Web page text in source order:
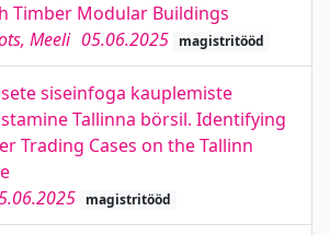
Timber Modular Buildings
Meeli 05.06.2025 magistritööd
siseinfoga kauplemiste
Tallinna börsil. Identifying
Trading Cases on the Tallinn
magistritööd